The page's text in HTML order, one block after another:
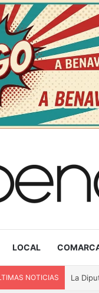
LOCAL
NOTICIAS